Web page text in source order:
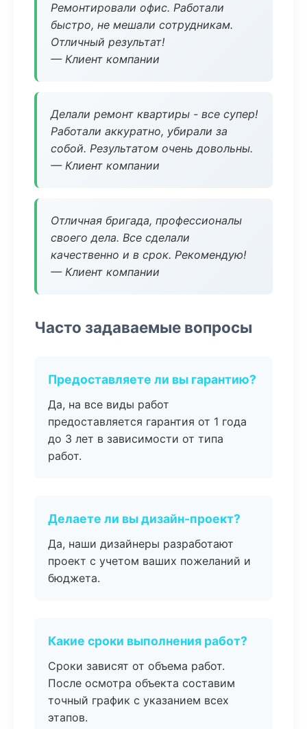
Ремонтировали офис. Работали
быстро, не мешали сотрудникам.
Отличный результат!
— Клиент компании
Делали ремонт квартиры - все супер!
Работали аккуратно, убирали за
собой. Результатом очень довольны.
— Клиент компании
Отличная бригада, профессионалы
своего дела. Все сделали
качественно и в срок. Рекомендую!
— Клиент компании
Часто задаваемые вопросы
Предоставляете ли вы гарантию?
Да, на все виды работ
предоставляется гарантия от 1 года
до 3 лет в зависимости от типа
работ.
Делаете ли вы дизайн-проект?
Да, наши дизайнеры разработают
проект с учетом ваших пожеланий и
бюджета.
Какие сроки выполнения работ?
Сроки зависят от объема работ.
После осмотра объекта составим
точный график с указанием всех
этапов.